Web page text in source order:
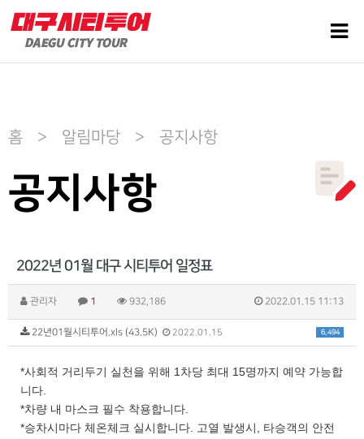
홈 > 알림마당 > 공지사항
공지사항
2022년 01월 대구 시티투어 일정표
관리자 1 932,186 2022.01.15 11:13
6,494
22년01월시티투어.xls (43.5K) 2022.01.15
*사회적 거리두기 실천을 위해 1차당 최대 15명까지 예약 가능합
니다.
*차량 내 마스크 필수 착용합니다.
*승차시마다 체온체크 실시합니다. 고열 발생시, 타승객의 안전